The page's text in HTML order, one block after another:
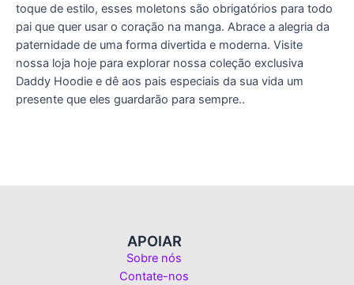
toque de estilo, esses moletons são obrigatórios para todo
pai que quer usar o coração na manga. Abrace a alegria da
paternidade de uma forma divertida e moderna. Visite
nossa loja hoje para explorar nossa coleção exclusiva
Daddy Hoodie e dê aos pais especiais da sua vida um
presente que eles guardarão para sempre..
APOIAR
Sobre nós
Contate-nos